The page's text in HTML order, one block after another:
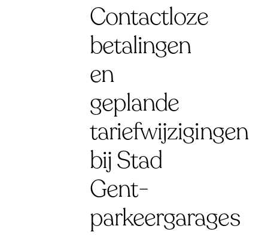
Contactloze
betalingen
en
geplande
tariefwijzigingen
bij Stad
Gent-
parkeergarages